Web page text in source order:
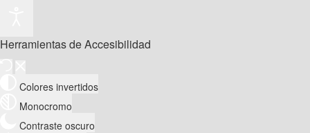
Herramientas de Accesibilidad
Colores invertidos
Monocromo
Contraste oscuro